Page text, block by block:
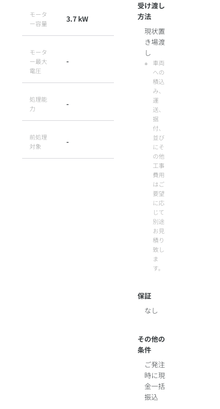
モータ
ー容量
3.7 kW
モータ
ー最大
電圧
-
処理能
力
-
前処理
対象
-
受け渡し
方法
現状置
き場渡
し
車両
への
積込
み、
運
送、
据
付、
並び
にそ
の他
工事
費用
はご
要望
に応
じて
別途
お見
積り
致し
ま
す。
保証
なし
その他の
条件
ご発注
時に現
金一括
振込